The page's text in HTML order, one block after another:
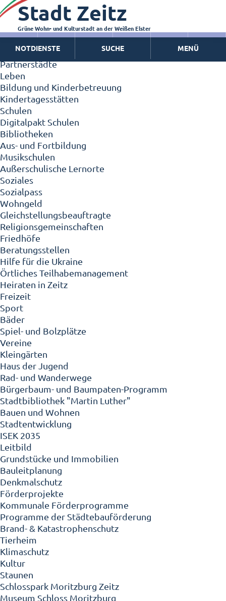
Zeitz - Die Kleinstadt
Willkommen in Zeitz!
Interview mit Oberbürgermeister Christian Thieme
Zeitz - Stadt der Zukunft
Ortschaften
Partnerstädte
Leben
Bildung und Kinderbetreuung
Kindertagesstätten
Schulen
Digitalpakt Schulen
Bibliotheken
Aus- und Fortbildung
Musikschulen
Außerschulische Lernorte
Soziales
Sozialpass
Wohngeld
Gleichstellungsbeauftragte
Religionsgemeinschaften
Friedhöfe
Beratungsstellen
Hilfe für die Ukraine
Örtliches Teilhabemanagement
Heiraten in Zeitz
Freizeit
Sport
Bäder
Spiel- und Bolzplätze
Vereine
Kleingärten
Haus der Jugend
Rad- und Wanderwege
Bürgerbaum- und Baumpaten-Programm
Stadtbibliothek "Martin Luther"
Bauen und Wohnen
Stadtentwicklung
ISEK 2035
Leitbild
Grundstücke und Immobilien
Bauleitplanung
Denkmalschutz
Förderprojekte
Kommunale Förderprogramme
Programme der Städtebauförderung
Brand- & Katastrophenschutz
Tierheim
Klimaschutz
Kultur
Staunen
Schlosspark Moritzburg Zeitz
Museum Schloss Moritzburg
Stadt Zeitz
Grüne Wohn- und Kulturstadt an der Weißen Elster
NOTDIENSTE SUCHE MENÜ